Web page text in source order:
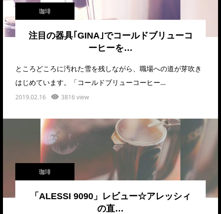
珈琲
注目の器具｢GINA｣でコールドブリューコ
ーヒーを…
ところどころに汚れた雪を残しながら、職場への道が芽吹き
はじめています。「コールドブリューコーヒー…
2019.02.16 3816 view
珈琲
「ALESSI 9090」レビュー☆アレッシィ
の直…